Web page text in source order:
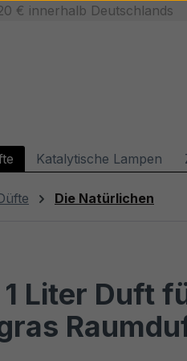
€ innerhalb Deutschlands
Katalytische Lampen
Die Natürlichen
Liter Duft